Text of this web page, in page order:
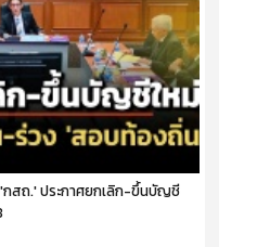
'กสถ.' ประกาศยกเลิก-ขึ้นบัญชี